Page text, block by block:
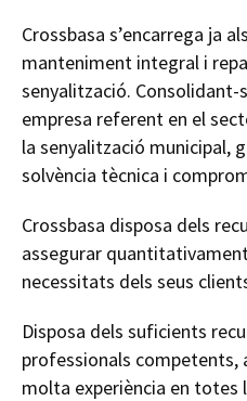
Crossbasa s’encarrega ja
manteniment integral i
senyalització. Consolidant-
empresa referent en el
la senyalització municipal,
solvència tècnica i
Crossbasa disposa dels
assegurar
necessitats dels seus
Disposa dels suficients
professionals competents,
molta experiència en